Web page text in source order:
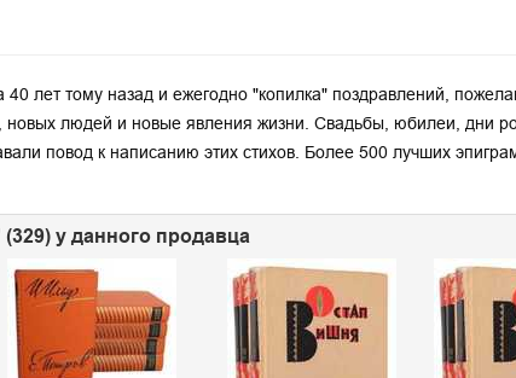
лет тому назад и ежегодно "копилка" поздравлений,
людей и новые явления жизни. Свадьбы, юбилеи, дни
повод к написанию этих стихов. Более 500 лучших
у данного продавца